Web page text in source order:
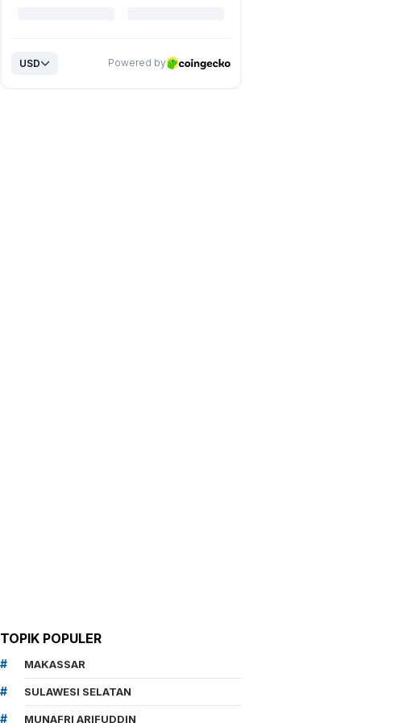
TOPIK POPULER
MAKASSAR
SULAWESI SELATAN
MUNAFRI ARIFUDDIN